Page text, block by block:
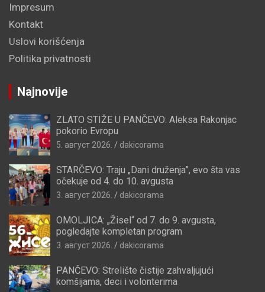
Impresum
Kontakt
Uslovi korišćenja
Politika privatnosti
Najnovije
ZLATO STIŽE U PANČEVO: Aleksa Rakonjac
pokorio Evropu
5. август 2026. dakicorama
STARČEVO: Traju „Dani druženja”, evo šta vas
očekuje od 4. do 10. avgusta
3. август 2026. dakicorama
OMOLJICA: „Žisel“ od 7. do 9. avgusta,
pogledajte kompletan program
3. август 2026. dakicorama
PANČEVO: Strelište čistije zahvaljujući
komšijama, deci i volonterima